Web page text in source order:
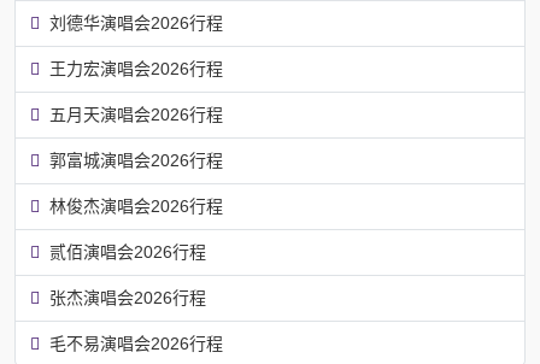
刘德华演唱会2026行程
王力宏演唱会2026行程
五月天演唱会2026行程
郭富城演唱会2026行程
林俊杰演唱会2026行程
贰佰演唱会2026行程
张杰演唱会2026行程
毛不易演唱会2026行程